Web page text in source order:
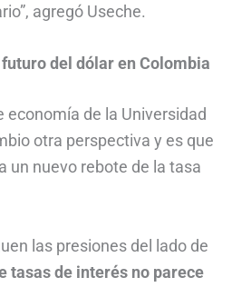
agregó Useche.
del dólar en Colombia
economía de la Universidad
otra perspectiva y es que
un nuevo rebote de la tasa
las presiones del lado de
tasas de interés no parece